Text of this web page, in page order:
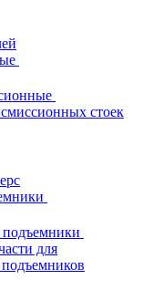
стоек
подъемники
для